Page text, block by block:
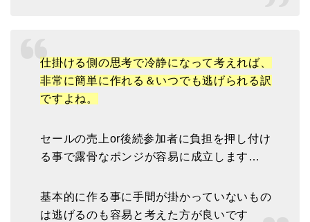
仕掛ける側の思考で冷静になって考えれば、
非常に簡単に作れる＆いつでも逃げられる訳
ですよね。
セールの売上or後続参加者に負担を押し付け
る事で露骨なポンジが容易に成立します…
基本的に作る事に手間が掛かっていないもの
は逃げるのも容易と考えた方が良いです